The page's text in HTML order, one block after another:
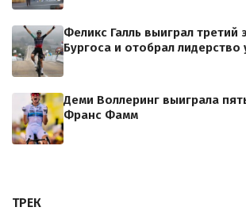
Феликс Галль выиграл третий
Бургоса и отобрал лидерство
Деми Воллеринг выиграла
Франс Фамм
ТРЕК